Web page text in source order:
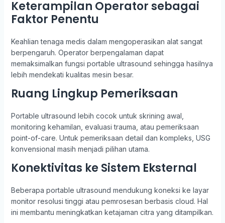
Keterampilan Operator sebagai
Faktor Penentu
Keahlian tenaga medis dalam mengoperasikan alat sangat
berpengaruh. Operator berpengalaman dapat
memaksimalkan fungsi portable ultrasound sehingga hasilnya
lebih mendekati kualitas mesin besar.
Ruang Lingkup Pemeriksaan
Portable ultrasound lebih cocok untuk skrining awal,
monitoring kehamilan, evaluasi trauma, atau pemeriksaan
point-of-care. Untuk pemeriksaan detail dan kompleks, USG
konvensional masih menjadi pilihan utama.
Konektivitas ke Sistem Eksternal
Beberapa portable ultrasound mendukung koneksi ke layar
monitor resolusi tinggi atau pemrosesan berbasis cloud. Hal
ini membantu meningkatkan ketajaman citra yang ditampilkan.